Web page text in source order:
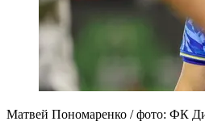
Матвей Пономаренко / фото: ФК